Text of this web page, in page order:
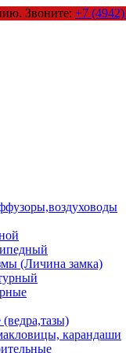
Звоните: +7
(Личина замка)
карандаши